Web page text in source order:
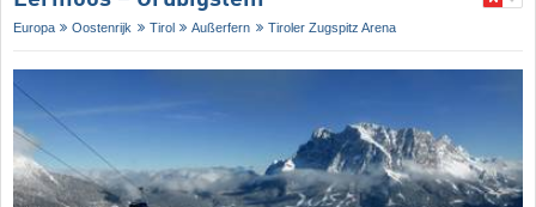
Europa Oostenrijk Tirol Außerfern Tiroler Zugspitz Arena